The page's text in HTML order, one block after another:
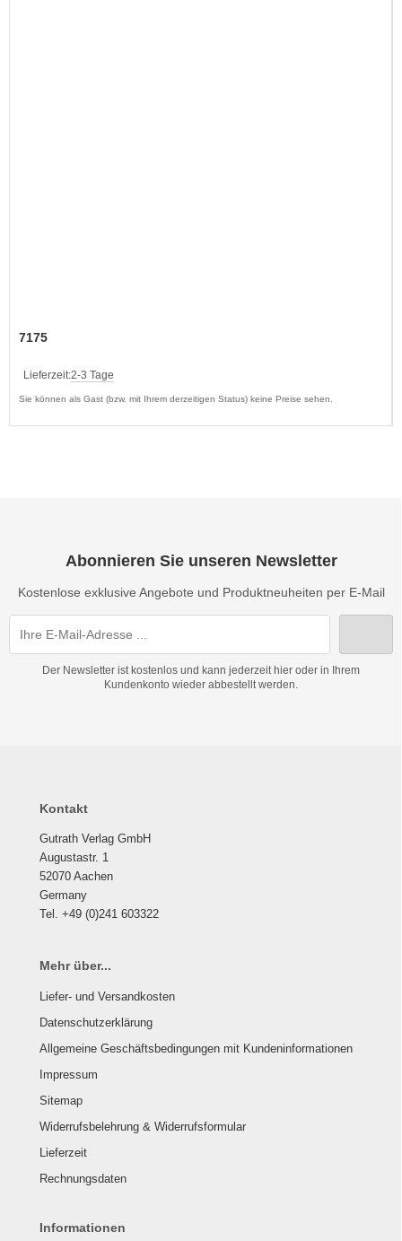
7175
Lieferzeit:2-3 Tage
Sie können als Gast (bzw. mit Ihrem derzeitigen Status) keine Preise sehen.
Abonnieren Sie unseren Newsletter
Kostenlose exklusive Angebote und Produktneuheiten per E-Mail
Der Newsletter ist kostenlos und kann jederzeit hier oder in Ihrem
Kundenkonto wieder abbestellt werden.
Kontakt
Gutrath Verlag GmbH
Augustastr. 1
52070 Aachen
Germany
Tel. +49 (0)241 603322
Mehr über...
Liefer- und Versandkosten
Datenschutzerklärung
Allgemeine Geschäftsbedingungen mit Kundeninformationen
Impressum
Sitemap
Widerrufsbelehrung & Widerrufsformular
Lieferzeit
Rechnungsdaten
Informationen